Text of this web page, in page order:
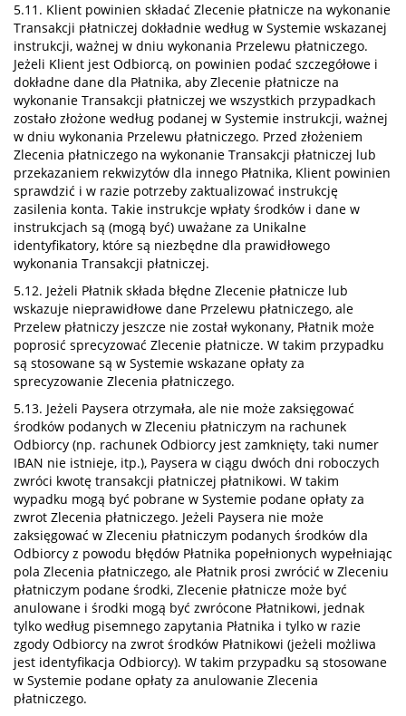
5.11. Klient powinien składać Zlecenie płatnicze na wykonanie
Transakcji płatniczej dokładnie według w Systemie wskazanej
instrukcji, ważnej w dniu wykonania Przelewu płatniczego.
Jeżeli Klient jest Odbiorcą, on powinien podać szczegółowe i
dokładne dane dla Płatnika, aby Zlecenie płatnicze na
wykonanie Transakcji płatniczej we wszystkich przypadkach
zostało złożone według podanej w Systemie instrukcji, ważnej
w dniu wykonania Przelewu płatniczego. Przed złożeniem
Zlecenia płatniczego na wykonanie Transakcji płatniczej lub
przekazaniem rekwizytów dla innego Płatnika, Klient powinien
sprawdzić i w razie potrzeby zaktualizować instrukcję
zasilenia konta. Takie instrukcje wpłaty środków i dane w
instrukcjach są (mogą być) uważane za Unikalne
identyfikatory, które są niezbędne dla prawidłowego
wykonania Transakcji płatniczej.
5.12. Jeżeli Płatnik składa błędne Zlecenie płatnicze lub
wskazuje nieprawidłowe dane Przelewu płatniczego, ale
Przelew płatniczy jeszcze nie został wykonany, Płatnik może
poprosić sprecyzować Zlecenie płatnicze. W takim przypadku
są stosowane są w Systemie wskazane opłaty za
sprecyzowanie Zlecenia płatniczego.
5.13. Jeżeli Paysera otrzymała, ale nie może zaksięgować
środków podanych w Zleceniu płatniczym na rachunek
Odbiorcy (np. rachunek Odbiorcy jest zamknięty, taki numer
IBAN nie istnieje, itp.), Paysera w ciągu dwóch dni roboczych
zwróci kwotę transakcji płatniczej płatnikowi. W takim
wypadku mogą być pobrane w Systemie podane opłaty za
zwrot Zlecenia płatniczego. Jeżeli Paysera nie może
zaksięgować w Zleceniu płatniczym podanych środków dla
Odbiorcy z powodu błędów Płatnika popełnionych wypełniając
pola Zlecenia płatniczego, ale Płatnik prosi zwrócić w Zleceniu
płatniczym podane środki, Zlecenie płatnicze może być
anulowane i środki mogą być zwrócone Płatnikowi, jednak
tylko według pisemnego zapytania Płatnika i tylko w razie
zgody Odbiorcy na zwrot środków Płatnikowi (jeżeli możliwa
jest identyfikacja Odbiorcy). W takim przypadku są stosowane
w Systemie podane opłaty za anulowanie Zlecenia
płatniczego.